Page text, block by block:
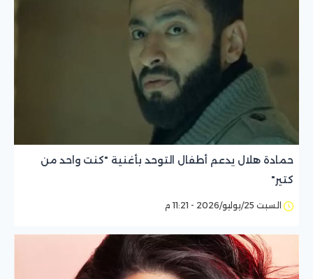
حمادة هلال يدعم أطفال التوحد بأغنية "كنت واحد من
كتير"
السبت 25/يوليو/2026 - 11:21 م